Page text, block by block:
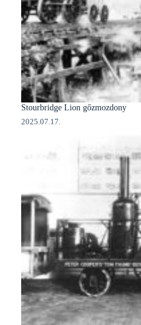
Stourbridge Lion gőzmozdony
2025.07.17.